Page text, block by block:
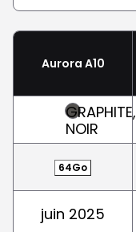
Aurora A10
GRAPHITE,
NOIR
64Go
juin 2025